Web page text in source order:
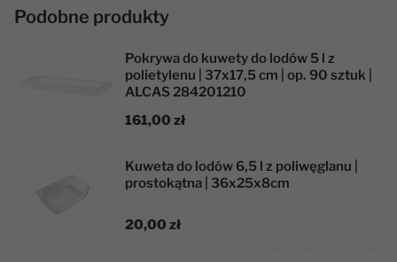
Podobne produkty
Pokrywa do kuwety do lodów 5 l z
polietylenu | 37x17,5 cm | op. 90 sztuk |
ALCAS 284201210
161,00 zł
Kuweta do lodów 6,5 l z poliwęglanu |
prostokątna | 36x25x8cm
20,00 zł